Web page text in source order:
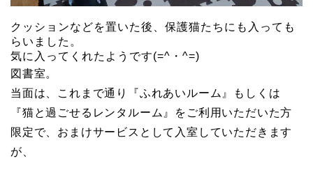
クッションなどを置いた後、保護猫たちにも入っても
らいました。
気に入ってくれたようです(=^・^=)
図書室。
当面は、これまで通り『ふれあいルーム』もしくは
『猫と過ごせるレンタルーム』をご利用いただいた方
限定で、おまけサービスとして入室していただきます
が、